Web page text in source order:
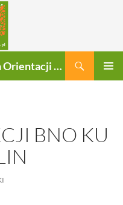
KU AZS UMCS Lublin – sekcja Orientacji Sportowej
BNO KU